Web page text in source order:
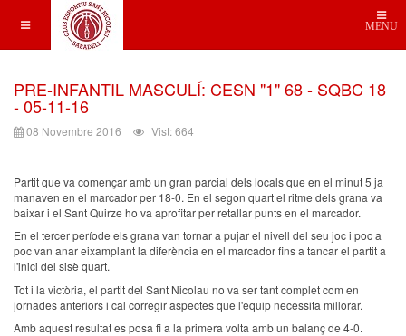
MENU
PRE-INFANTIL MASCULÍ: CESN "1" 68 - SQBC 18
- 05-11-16
08 Novembre 2016 Vist: 664
Partit que va començar amb un gran parcial dels locals que en el minut 5 ja
manaven en el marcador per 18-0. En el segon quart el ritme dels grana va
baixar i el Sant Quirze ho va aprofitar per retallar punts en el marcador.
En el tercer període els grana van tornar a pujar el nivell del seu joc i poc a
poc van anar eixamplant la diferència en el marcador fins a tancar el partit a
l'inici del sisè quart.
Tot i la victòria, el partit del Sant Nicolau no va ser tant complet com en
jornades anteriors i cal corregir aspectes que l'equip necessita millorar.
Amb aquest resultat es posa fi a la primera volta amb un balanç de 4-0.